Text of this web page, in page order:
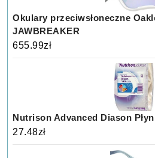
Okulary przeciwsłoneczne
JAWBREAKER
655.99zł
Nutrison Advanced Diason
27.48zł